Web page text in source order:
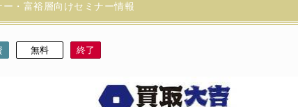
ー・富裕層向けセミナー情報
無料 終了